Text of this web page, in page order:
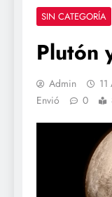
SIN CATEGORÍA
Plutón
Admin
Envió
0